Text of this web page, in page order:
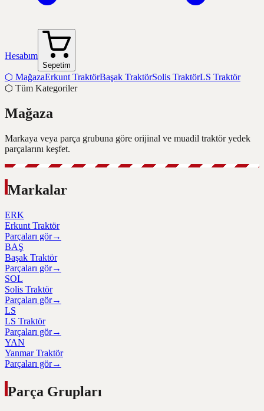
Hesabım
Sepetim
⬡ MağazaErkunt TraktörBaşak TraktörSolis TraktörLS Traktör
⬡ Tüm Kategoriler
Mağaza
Markaya veya parça grubuna göre orijinal ve muadil traktör yedek
parçalarını keşfet.
Markalar
ERK
Erkunt Traktör
Parçaları gör→
BAŞ
Başak Traktör
Parçaları gör→
SOL
Solis Traktör
Parçaları gör→
LS
LS Traktör
Parçaları gör→
YAN
Yanmar Traktör
Parçaları gör→
Parça Grupları